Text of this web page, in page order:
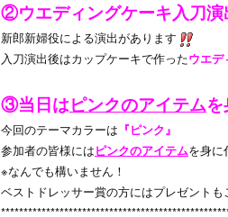
②ウエディングケーキ入刀演
新郎新婦役による演出があります
入刀演出後はカップケーキで作ったウエデ
③当日はピンクのアイテム
今回のテーマカラーは 『ピンク』
参加者の皆様にはピンクのアイテムを身に
※なんでも構いません！
ベストドレッサー賞の方にはプレゼント